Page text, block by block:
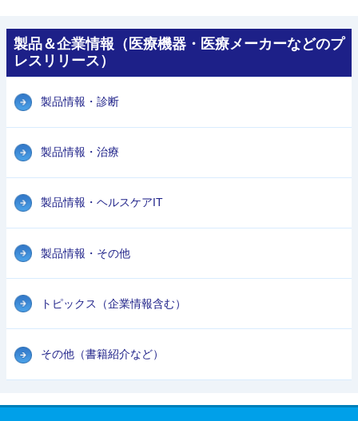
製品＆企業情報（医療機器・医療メーカーなどのプ
レスリリース）
製品情報・診断
製品情報・治療
製品情報・ヘルスケアIT
製品情報・その他
トピックス（企業情報含む）
その他（書籍紹介など）